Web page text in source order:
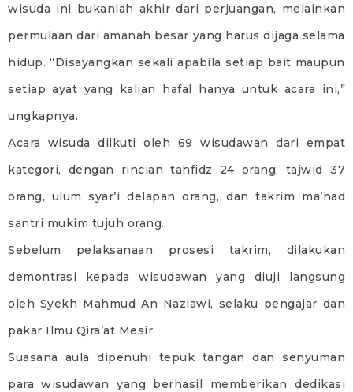
wisuda ini bukanlah akhir dari perjuangan, melainkan
permulaan dari amanah besar yang harus dijaga selama
hidup. “Disayangkan sekali apabila setiap bait maupun
setiap ayat yang kalian hafal hanya untuk acara ini,”
ungkapnya.
Acara wisuda diikuti oleh 69 wisudawan dari empat
kategori, dengan rincian tahfidz 24 orang, tajwid 37
orang, ulum syar’i delapan orang, dan takrim ma’had
santri mukim tujuh orang.
Sebelum pelaksanaan prosesi takrim, dilakukan
demontrasi kepada wisudawan yang diuji langsung
oleh Syekh Mahmud An Nazlawi, selaku pengajar dan
pakar Ilmu Qira’at Mesir.
Suasana aula dipenuhi tepuk tangan dan senyuman
para wisudawan yang berhasil memberikan dedikasi